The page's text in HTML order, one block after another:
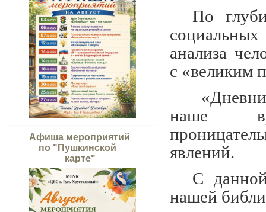
Афиша мероприятий
по "Пушкинской
карте"
По
социальных
анализа
с «великим
наше
явлений.
С
нашей